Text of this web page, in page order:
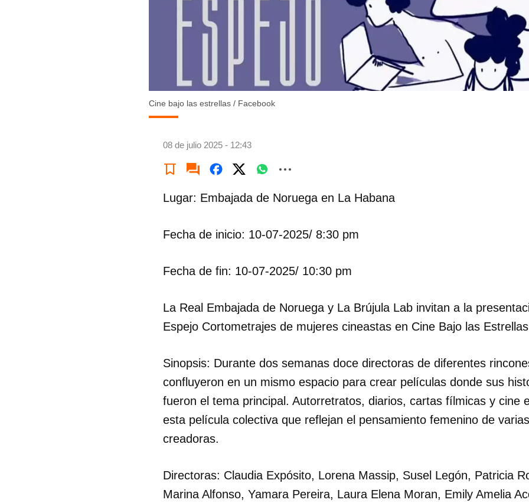
Cine bajo las estrellas / Facebook
08 de julio 2025 - 12:43
Lugar: Embajada de Noruega en La Habana
Fecha de inicio: 10-07-2025/ 8:30 pm
Fecha de fin: 10-07-2025/ 10:30 pm
La Real Embajada de Noruega y La Brújula Lab invitan a la
Espejo Cortometrajes de mujeres cineastas en Cine Bajo las
Sinopsis: Durante dos semanas doce directoras de diferentes
confluyeron en un mismo espacio para crear películas donde sus
fueron el tema principal. Autorretratos, diarios, cartas fílmicas y cine
esta película colectiva que reflejan el pensamiento femenino de
creadoras.
Directoras: Claudia Expósito, Lorena Massip, Susel Legón, Patricia
Marina Alfonso, Yamara Pereira, Laura Elena Moran, Emily Amelia